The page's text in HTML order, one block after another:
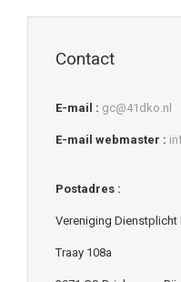
Contact
E-mail : gc@41dko.nl
E-mail webmaster :
Postadres :
Vereniging Dienstplicht
Traay 108a